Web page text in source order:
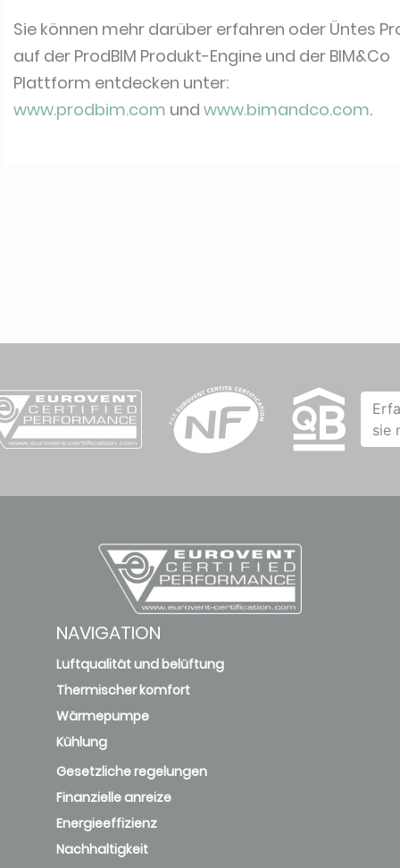
Sie können mehr darüber erfahren oder Üntes
auf der ProdBIM Produkt-Engine und der BIM&Co
Plattform entdecken unter:
www.prodbim.com und www.bimandco.com.
sie
NAVIGATION
Luftqualität und belüftung
Thermischer komfort
Wärmepumpe
Kühlung
Gesetzliche regelungen
Finanzielle anreize
Energieeffizienz
Nachhaltigkeit